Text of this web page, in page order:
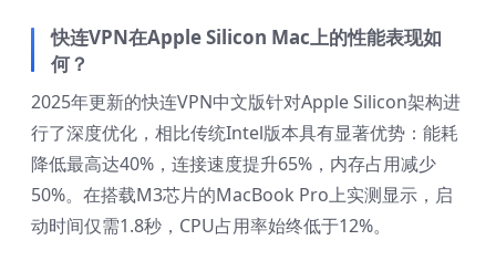
快连VPN在Apple Silicon Mac上的性能表现如
何？
2025年更新的快连VPN中文版针对Apple Silicon架构进
行了深度优化，相比传统Intel版本具有显著优势：能耗
降低最高达40%，连接速度提升65%，内存占用减少
50%。在搭载M3芯片的MacBook Pro上实测显示，启
动时间仅需1.8秒，CPU占用率始终低于12%。